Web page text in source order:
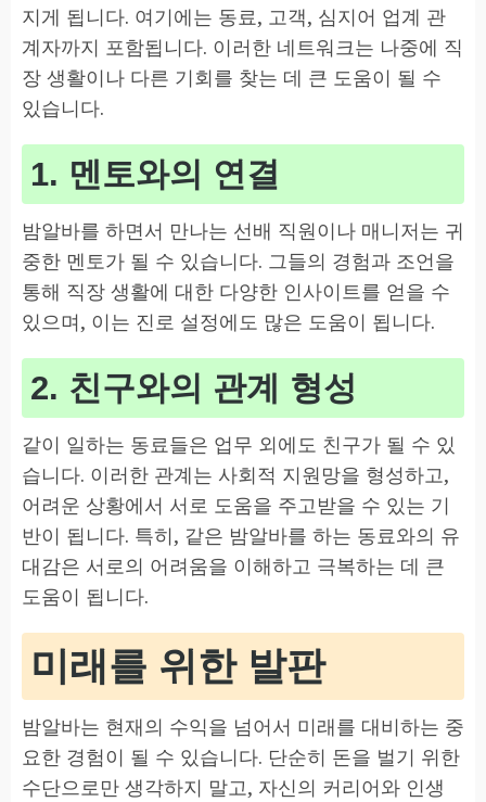
지게 됩니다. 여기에는 동료, 고객, 심지어 업계 관
계자까지 포함됩니다. 이러한 네트워크는 나중에 직
장 생활이나 다른 기회를 찾는 데 큰 도움이 될 수
있습니다.
1. 멘토와의 연결
밤알바를 하면서 만나는 선배 직원이나 매니저는 귀
중한 멘토가 될 수 있습니다. 그들의 경험과 조언을
통해 직장 생활에 대한 다양한 인사이트를 얻을 수
있으며, 이는 진로 설정에도 많은 도움이 됩니다.
2. 친구와의 관계 형성
같이 일하는 동료들은 업무 외에도 친구가 될 수 있
습니다. 이러한 관계는 사회적 지원망을 형성하고,
어려운 상황에서 서로 도움을 주고받을 수 있는 기
반이 됩니다. 특히, 같은 밤알바를 하는 동료와의 유
대감은 서로의 어려움을 이해하고 극복하는 데 큰
도움이 됩니다.
미래를 위한 발판
밤알바는 현재의 수익을 넘어서 미래를 대비하는 중
요한 경험이 될 수 있습니다. 단순히 돈을 벌기 위한
수단으로만 생각하지 말고, 자신의 커리어와 인생